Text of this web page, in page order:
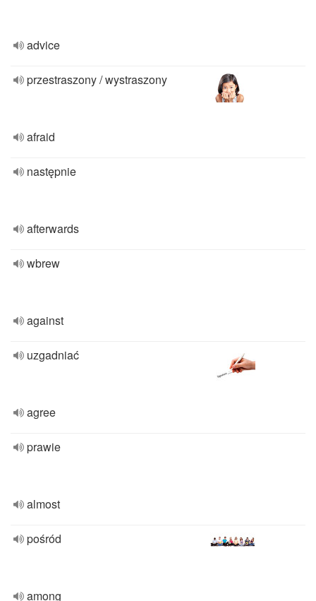
advice
przestraszony / wystraszony
afraid
następnie
afterwards
wbrew
against
uzgadniać
agree
prawie
almost
pośród
among